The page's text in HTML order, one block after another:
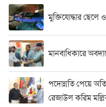
মুক্তিযোদ্ধার ছেলে
মানবাধিকারে
পদোন্নতি পেয়ে
রেজাউল করিম